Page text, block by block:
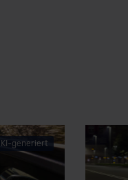
KI-generiert